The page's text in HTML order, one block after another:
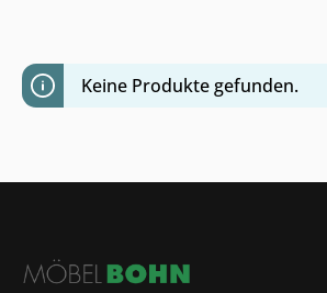
Keine Produkte gefunden.